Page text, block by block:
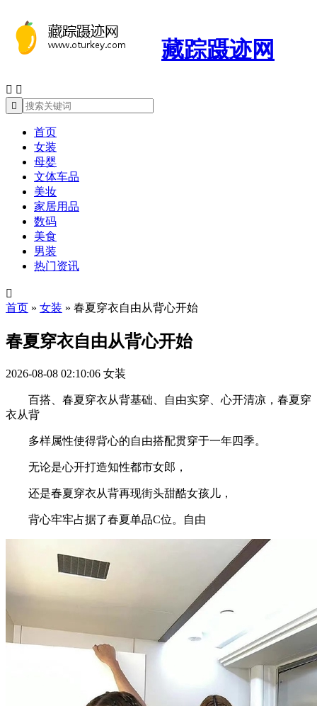
藏踪蹑迹网
 

首页
女装
母婴
文体车品
美妆
家居用品
数码
美食
男装
热门资讯

首页 » 女装 » 春夏穿衣自由从背心开始
春夏穿衣自由从背心开始
2026-08-08 02:10:06 女装
百搭、春夏穿衣从背基础、自由实穿、心开清凉，春夏穿
衣从背
多样属性使得背心的自由搭配贯穿于一年四季。
无论是心开打造知性都市女郎，
还是春夏穿衣从背再现街头甜酷女孩儿，
背心牢牢占据了春夏单品C位。自由